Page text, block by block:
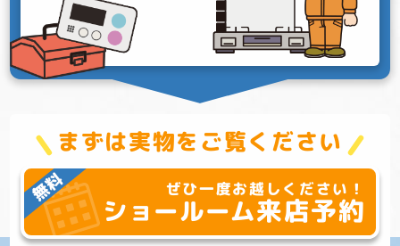
まずは実物をご覧ください
ぜひ一度お越しください！
ショールーム来店予約